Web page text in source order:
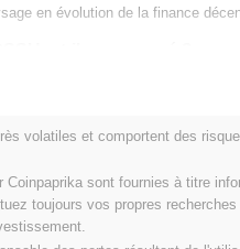
en évolution de la finance
lorsque l'équipe fondatrice a
réussis, le mainnet a été lancé
sur la création d'un
La distribution initiale des jetons
un accès équitable pour les
de sa communauté,
volatiles et comportent des
Coinpaprika sont fournies à titre
toujours vos propres